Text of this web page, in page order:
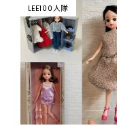
LEE100人隊